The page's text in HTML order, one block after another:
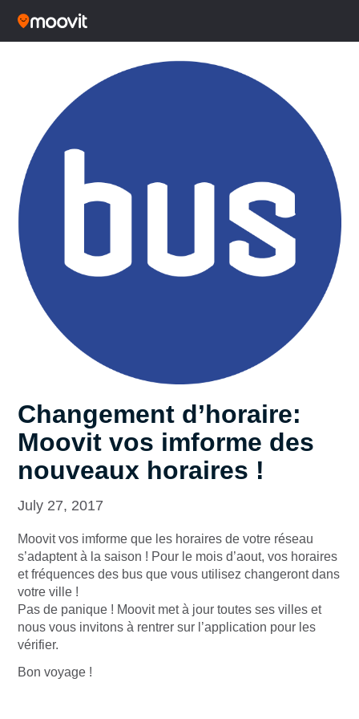
Changement d’horaire:
Moovit vos imforme des
nouveaux horaires !
July 27, 2017
Moovit vos imforme que les horaires de votre réseau
s’adaptent à la saison ! Pour le mois d’aout, vos horaires
et fréquences des bus que vous utilisez changeront dans
votre ville !
Pas de panique ! Moovit met à jour toutes ses villes et
nous vous invitons à rentrer sur l’application pour les
vérifier.
Bon voyage !